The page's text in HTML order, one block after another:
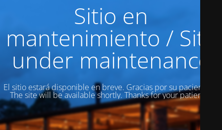
Sitio en
mantenimiento / Site
under maintenance
El sitio estará disponible en breve. Gracias por su paciencia! /
The site will be available shortly. Thanks for your patience!